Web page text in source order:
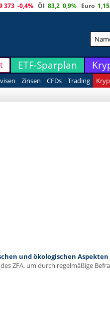
373 -0,4% Öl 83,2 0,9% Euro
ETF-Sparplan
Zinsen CFDs Trading
und ökologischen
ZFA, um durch regelmäßige